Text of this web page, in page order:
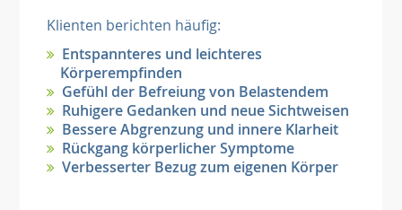
Klienten berichten häufig:
Entspannteres und leichteres
Körperempfinden
Gefühl der Befreiung von Belastendem
Ruhigere Gedanken und neue Sichtweisen
Bessere Abgrenzung und innere Klarheit
Rückgang körperlicher Symptome
Verbesserter Bezug zum eigenen Körper